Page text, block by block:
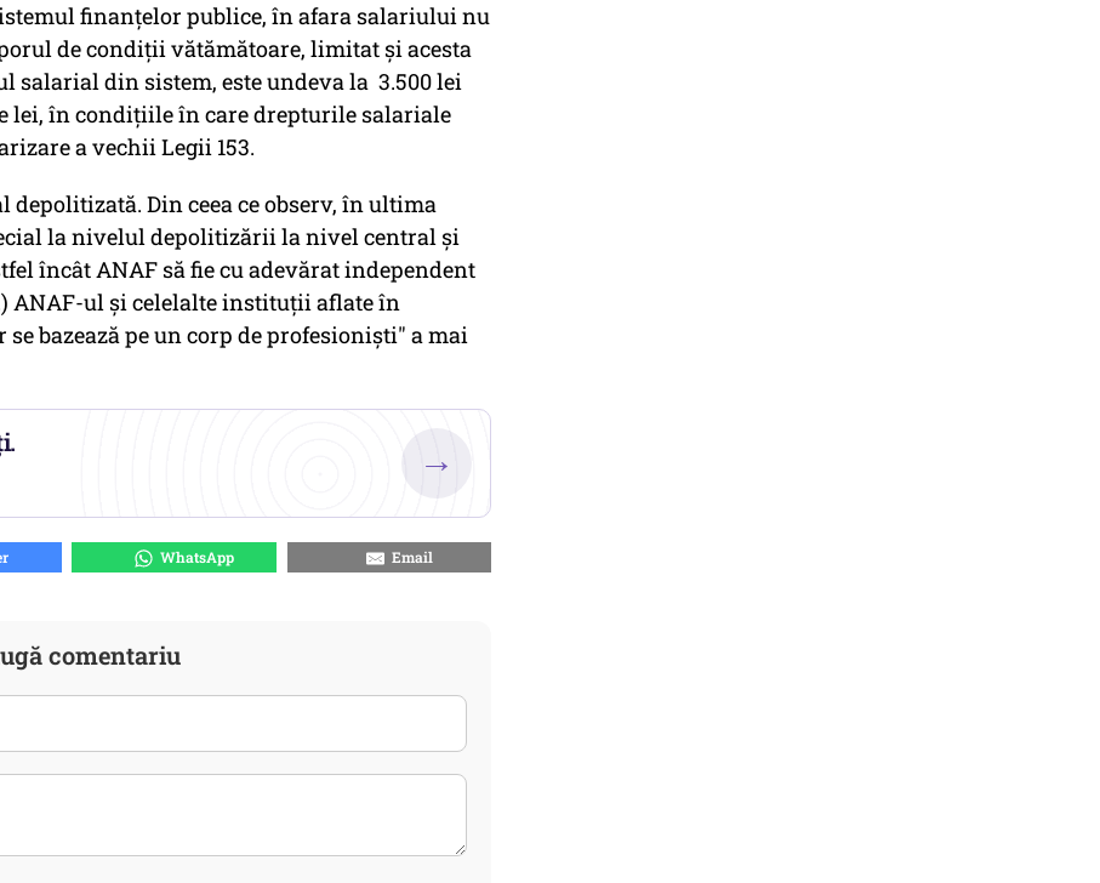
finanțelor publice, în afara salariului nu
de condiții vătămătoare, limitat și acesta
salarial din sistem, este undeva la 3.500 lei
lei, în condițiile în care drepturile salariale
a vechii Legii 153.
depolitizată. Din ceea ce observ, în ultima
la nivelul depolitizării la nivel central și
încât ANAF să fie cu adevărat independent
ANAF-ul și celelalte instituții aflate în
bazează pe un corp de profesioniști" a mai
→
WhatsApp Email
comentariu